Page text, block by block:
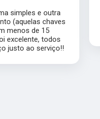
simples e outra
(aquelas chaves
menos de 15
excelente, todos
justo ao serviço!!